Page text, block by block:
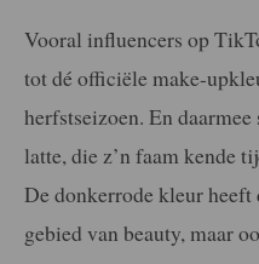
Vooral influencers op
tot dé officiële make-
herfstseizoen. En
latte, die z’n faam kende
De donkerrode kleur
gebied van beauty, maar